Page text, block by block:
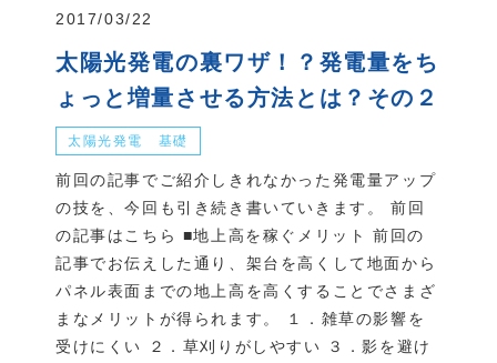
2017/03/22
太陽光発電の裏ワザ！？発電量をち
ょっと増量させる方法とは？その２
太陽光発電 基礎
前回の記事でご紹介しきれなかった発電量アップ
の技を、今回も引き続き書いていきます。 前回
の記事はこちら ■地上高を稼ぐメリット 前回の
記事でお伝えした通り、架台を高くして地面から
パネル表面までの地上高を高くすることでさまざ
まなメリットが得られます。 １．雑草の影響を
受けにくい ２．草刈りがしやすい ３．影を避け